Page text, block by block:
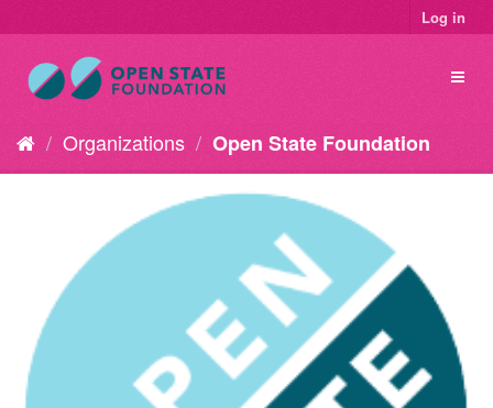
Log in
Organizations Open State Foundation